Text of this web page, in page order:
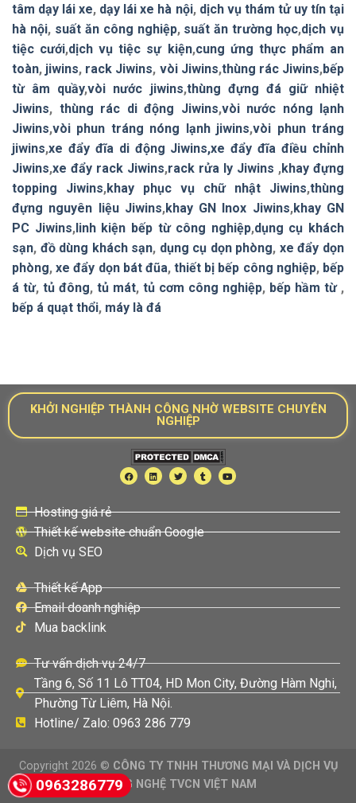
tâm dạy lái xe, dạy lái xe hà nội, dịch vụ thám tử uy tín tại
hà nội, suất ăn công nghiệp, suất ăn trường học,dịch vụ
tiệc cưới,dịch vụ tiệc sự kiện,cung ứng thực phẩm an
toàn, jiwins, rack Jiwins, vòi Jiwins,thùng rác Jiwins,bếp
từ âm quầy,vòi nước jiwins,thùng đựng đá giữ nhiệt
Jiwins, thùng rác di động Jiwins,vòi nước nóng lạnh
Jiwins,vòi phun tráng nóng lạnh jiwins,vòi phun tráng
jiwins,xe đẩy đĩa di động Jiwins,xe đẩy đĩa điều chỉnh
Jiwins,xe đẩy rack Jiwins,rack rửa ly Jiwins ,khay đựng
topping Jiwins,khay phục vụ chữ nhật Jiwins,thùng
đựng nguyên liệu Jiwins,khay GN Inox Jiwins,khay GN
PC Jiwins,linh kiện bếp từ công nghiệp,dụng cụ khách
sạn, đồ dùng khách sạn, dụng cụ dọn phòng, xe đẩy dọn
phòng,xe đẩy dọn bát đũa,thiết bị bếp công nghiệp, bếp
á từ, tủ đông, tủ mát, tủ cơm công nghiệp, bếp hầm từ,
bếp á quạt thổi, máy là đá
KHỞI NGHIỆP THÀNH CÔNG NHỜ WEBSITE CHUYÊN
NGHIỆP
Hosting giá rẻ
Thiết kế website chuẩn Google
Dịch vụ SEO
Thiết kế App
Email doanh nghiệp
Mua backlink
Tư vấn dịch vụ 24/7
Tầng 6, Số 11 Lô TT04, HD Mon City, Đường Hàm Nghi,
Phường Từ Liêm, Hà Nội.
Hotline/ Zalo: 0963 286 779
Copyright 2026 © CÔNG TY TNHH THƯƠNG MẠI VÀ DỊCH VỤ
CÔNG NGHỆ TVCN VIỆT NAM
0963286779